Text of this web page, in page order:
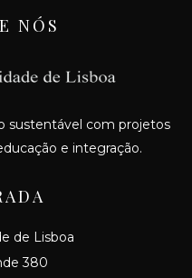
NÓS
sustentável com projetos
e integração.
de Lisboa
380